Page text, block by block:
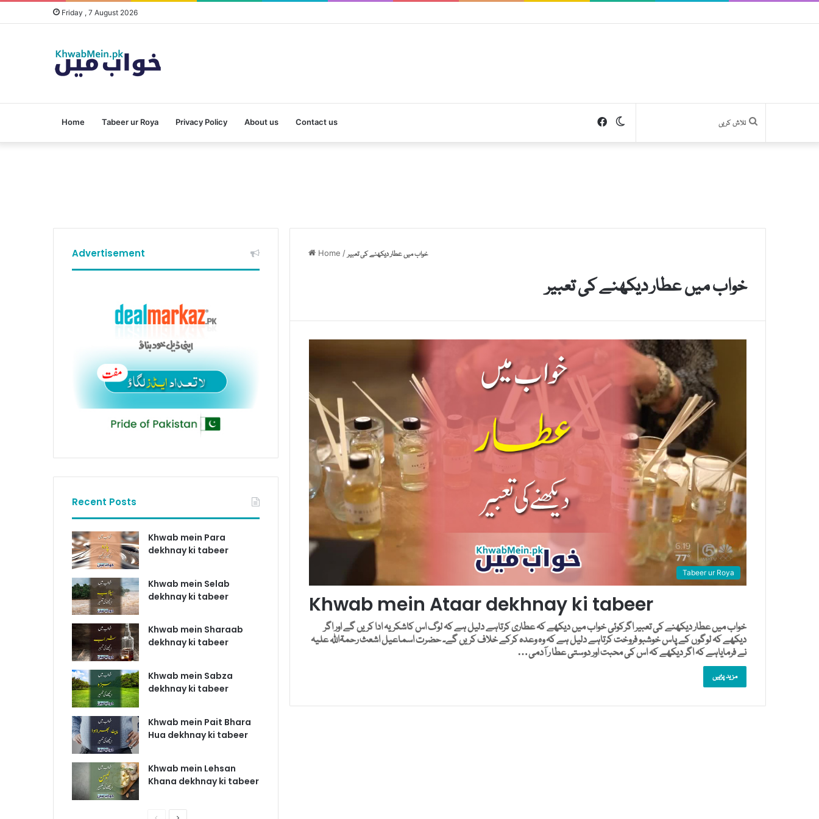
Friday , 7 August 2026
Home Tabeer ur Roya Privacy Policy About us Contact us تلاش Facebook
Home /خواب میں عطار دیکھنے کی تعبیر
خواب میں عطار دیکھنے کی تعبیر
Tabeer ur Roya
Khwab mein Ataar dekhnay ki tabeer
خواب میں عطار دیکھنے کی تعبیر اگرکوئی خواب میں دیکھے کہ عطاری کرتاہے دلیل ہے کہ لوگ اس کاشکریہ ادا کریں گے اور اگر
دیکھے کہ لوگوں کے پاس خوشبو فروخت کرتاہے دلیل ہے کہ وہ وعدہ کرکے خلاف کریں گے۔ حضرت اسماعیل اشعث رحمۃاللہ علیہ
نے فرمایاہے کہ اگر دیکھے کہ اس کی محبت اور دوستی عطا ر آدمی…
مزید پڑہیں
Advertisement
Recent Posts
Khwab mein Para
dekhnay ki tabeer
Khwab mein Selab
dekhnay ki tabeer
Khwab mein Sharaab
dekhnay ki tabeer
Khwab mein Sabza
dekhnay ki tabeer
Khwab mein Pait Bhara
Hua dekhnay ki tabeer
Khwab mein Lehsan
Khana dekhnay ki tabeer